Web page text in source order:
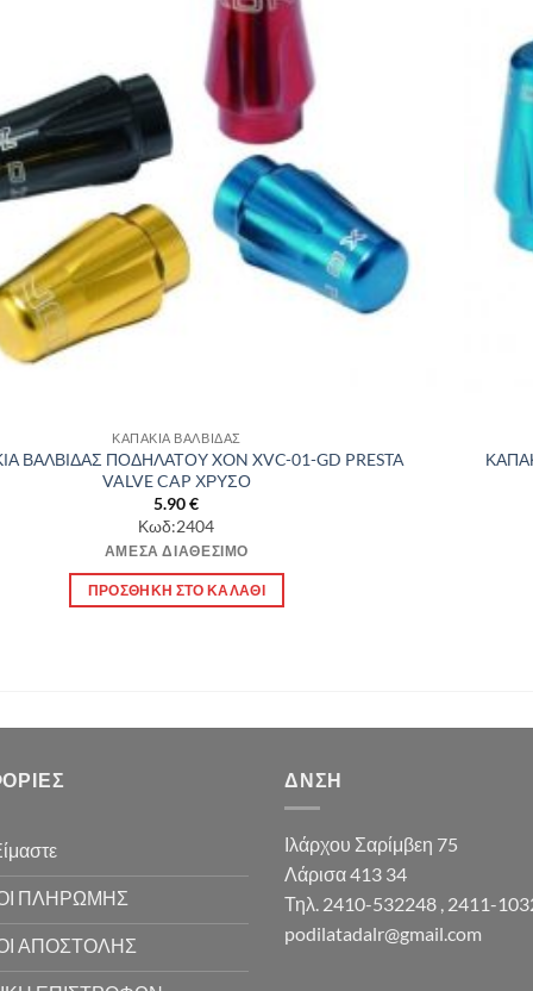
ΚΑΠΑΚΙΑ ΒΑΛΒΙΔΑΣ
ΒΑΛΒΙΔΑΣ ΠΟΔΗΛΑΤΟΥ XON XVC-01-GD PRESTA
VALVE CAP ΧΡΥΣΟ
5.90€
Κωδ:2404
ΆΜΕΣΑ ΔΙΑΘΈΣΙΜΟ
ΠΡΟΣΘΉΚΗ ΣΤΟ ΚΑΛΆΘΙ
ΠΛΗΡΩΜΗΣ
ΑΠΟΣΤΟΛΗΣ
ΔΝΣΗ
Ιλάρχου Σαρίμβεη 75
Λάρισα 413 34
Τηλ. 2410-532248 , 2411-
podilatadalr@gmail.com